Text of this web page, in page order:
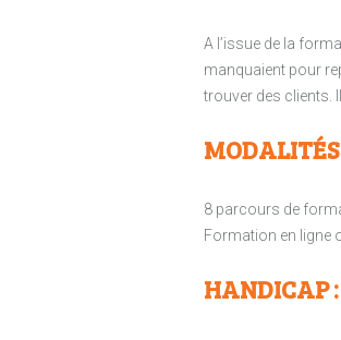
A l’issue de la
manquaient pour
trouver des clients.
8 parcours de
Formation en ligne
HANDICAP :